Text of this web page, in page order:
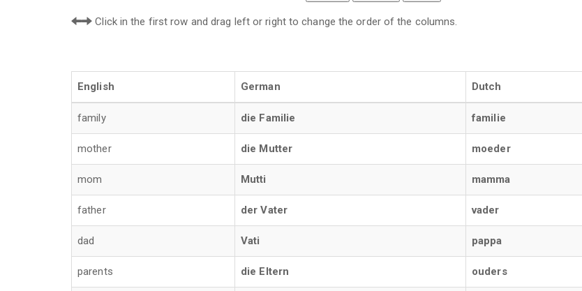
Click in the first row and drag left or right to change the order of the columns.
English German Dutch
family die Familie familie
mother die Mutter moeder
mom Mutti mamma
father der Vater vader
dad Vati pappa
parents die Eltern ouders